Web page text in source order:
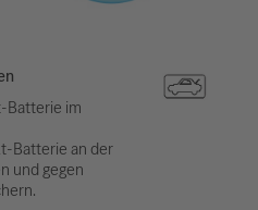
Batterie im
Batterie an der
und gegen